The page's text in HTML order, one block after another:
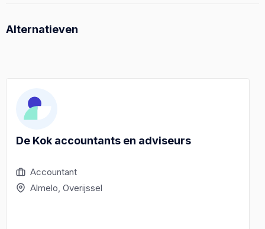
Alternatieven
De Kok accountants en adviseurs
Accountant
Almelo, Overijssel